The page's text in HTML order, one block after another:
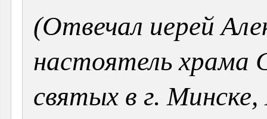
(Отвечал иерей
настоятель храма
святых в г. Минске,